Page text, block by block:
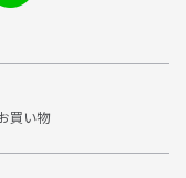
買い物